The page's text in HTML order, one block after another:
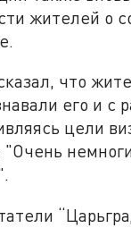
жителей о
что
его и с
цели